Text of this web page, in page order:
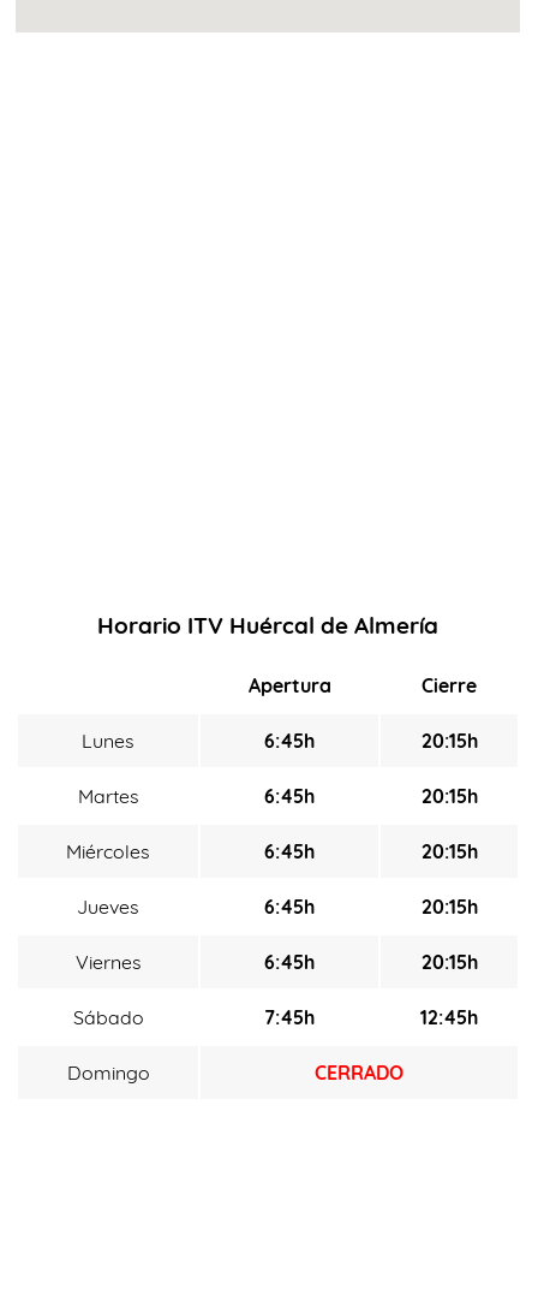
Horario ITV Huércal de Almería
Apertura Cierre
Lunes 6:45h 20:15h
Martes 6:45h 20:15h
Miércoles 6:45h 20:15h
Jueves 6:45h 20:15h
Viernes 6:45h 20:15h
Sábado 7:45h 12:45h
Domingo CERRADO